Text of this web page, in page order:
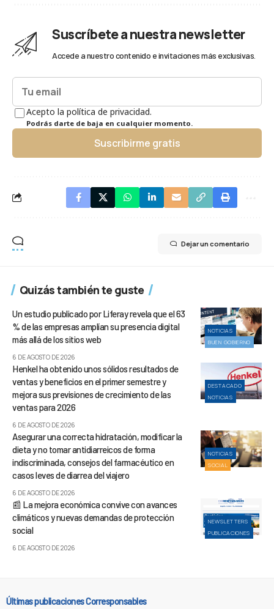
Suscríbete a nuestra newsletter
Accede a nuestro contenido e invitaciones más exclusivas.
Acepto la política de privacidad.
Podrás darte de baja en cualquier momento.
Suscribirme gratis
Dejar un comentario
Quizás también te guste
NOTICIAS
BUEN GOBIERNO
Un estudio publicado por Liferay revela que el 63
% de las empresas amplían su presencia digital
más allá de los sitios web
6 DE AGOSTO DE 2026
DESTACADO
NOTICIAS
Henkel ha obtenido unos sólidos resultados de
ventas y beneficios en el primer semestre y
mejora sus previsiones de crecimiento de las
ventas para 2026
6 DE AGOSTO DE 2026
NOTICIAS
SOCIAL
Asegurar una correcta hidratación, modificar la
dieta y no tomar antidiarreicos de forma
indiscriminada, consejos del farmacéutico en
casos leves de diarrea del viajero
6 DE AGOSTO DE 2026
NEWSLETTERS
PUBLICACIONES
📰 La mejora económica convive con avances
climáticos y nuevas demandas de protección
social
6 DE AGOSTO DE 2026
Últimas publicaciones Corresponsables